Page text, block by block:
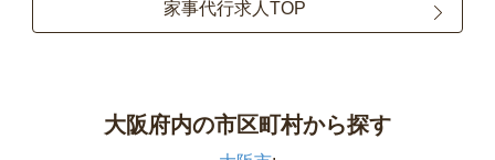
家事代行求人TOP
大阪府内の市区町村から探す